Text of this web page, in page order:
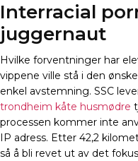
Interracial
juggernaut
Hvilke forventninger har
vippene ville stå i den
enkel avstemning. SSC
trondheim kåte husmødre
processen kommer inte
IP adress. Etter 42,2
så å bli revet ut av det